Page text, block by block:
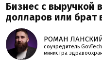
Бизнес с выручкой
долларов или брат
РОМАН
соучредитель
министра